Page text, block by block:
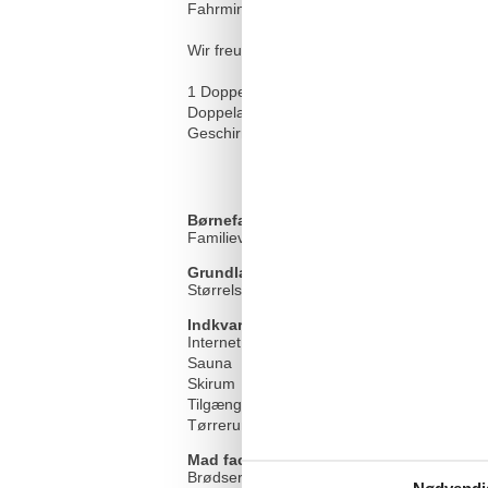
Fahrminuten bequem zu erreichen ist.
Wir freuen uns Sie schon bald begrüßen zu
1 Doppelbettschlafzimmer, Flachbild-TV, 1
Doppelausziehcouch, Flachbild-TV, DVD-
Geschirrspüler, Kaffeemaschine,
Børnefaciliteter
Familievenlig
Grundlæggende faciliteter
Størrelse
Indkvartering Faciliteter
Internet i det offentlige område
Sauna
Skirum
Tilgængelighed
Tørrerum
Mad faciliteter
Brødservice